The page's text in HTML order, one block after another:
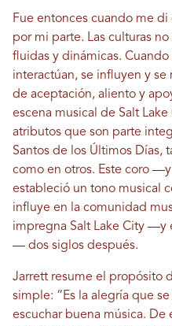
Fue entonces cuando me
por mi parte. Las culturas
fluidas y dinámicas.
interactúan, se influyen y
de aceptación, aliento y
escena musical de Salt
atributos que son parte
Santos de los Últimos Días,
como en otros. Este coro
estableció un tono musical
influye en la comunidad
impregna Salt Lake City —y
— dos siglos después.
Jarrett resume el propósito
simple: “Es la alegría que
escuchar buena música. De